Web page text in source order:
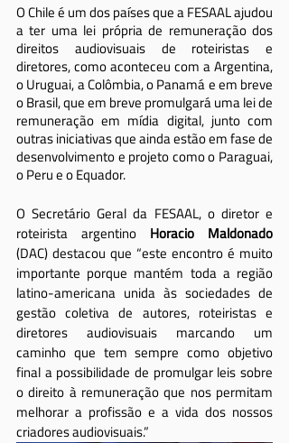
O Chile é um dos países que a FESAAL ajudou
a ter uma lei própria de remuneração dos
direitos audiovisuais de roteiristas e
diretores, como aconteceu com a Argentina,
o Uruguai, a Colômbia, o Panamá e em breve
o Brasil, que em breve promulgará uma lei de
remuneração em mídia digital, junto com
outras iniciativas que ainda estão em fase de
desenvolvimento e projeto como o Paraguai,
o Peru e o Equador.
O Secretário Geral da FESAAL, o diretor e
roteirista argentino
(DAC) destacou que “este encontro é muito
importante porque mantém toda a região
latino-americana unida às sociedades de
gestão coletiva de autores, roteiristas e
diretores audiovisuais marcando um
caminho que tem sempre como objetivo
final a possibilidade de promulgar leis sobre
o direito à remuneração que nos permitam
melhorar a profissão e a vida dos nossos
criadores audiovisuais.”